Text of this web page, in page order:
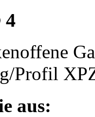
4
Profil
aus: